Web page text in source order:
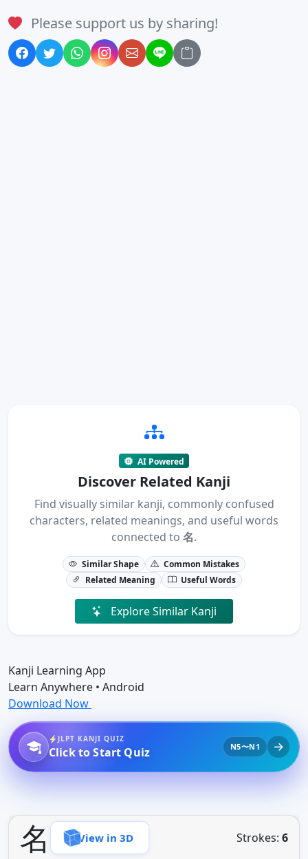
Please support us by sharing!
AI Powered
Discover Related Kanji
Find visually similar kanji, commonly confused
characters, related meanings, and useful words
connected to 名.
Similar Shape
Common Mistakes
Related Meaning
Useful Words
Explore Similar Kanji
Kanji Learning App
Learn Anywhere • Android
Download Now
JLPT KANJI QUIZ
Click to Start Quiz N5〜N1
名 View in 3D Strokes: 6